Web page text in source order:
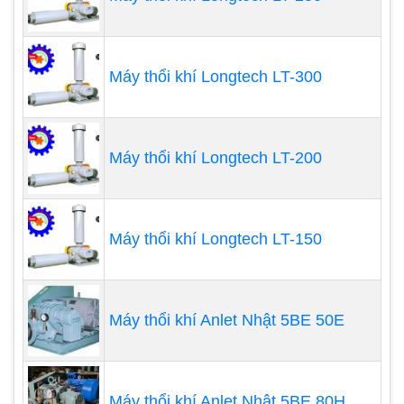
3. Kích thước, công suất và
phạm vi lưu lượng của máy thổi
khí Anlet
Kích thước của máy thổi khí Anlet
Máy thổi khí Longtech LT-300
Máy thổi khí Longtech LT-200
Máy thổi khí Longtech LT-150
Máy thổi khí Anlet Nhật 5BE 50E